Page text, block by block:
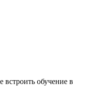
встроить обучение в